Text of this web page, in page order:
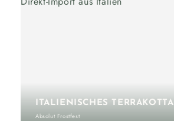
ITALIENISCHES TERRAKOTTA
Absolut Frostfest